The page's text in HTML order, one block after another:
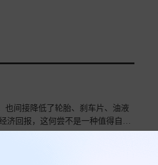
也间接降低了轮胎、刹车片、油液
济回报，这何尝不是一种值得自信